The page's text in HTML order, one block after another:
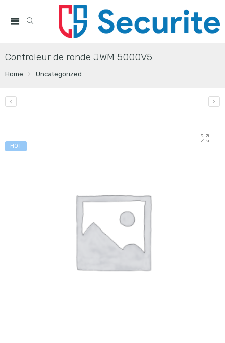
Controleur de ronde JWM 5000V5
Home Uncategorized
HOT